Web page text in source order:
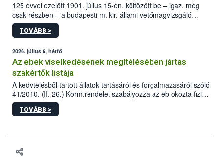
125 évvel ezelőtt 1901. július 15-én, költözött be – igaz, még
csak részben – a budapesti m. kir. állami vetőmagvizsgáló
állomás a Kis Rókus utca 15. szám alatti, Czigler Győző által
tervezett új épületébe.
TOVÁBB >
2026. július 6, hétfő
Az ebek viselkedésének megítélésében jártas
szakértők listája
A kedvtelésből tartott állatok tartásáról és forgalmazásáról szóló
41/2010. (II. 26.) Korm.rendelet szabályozza az eb okozta fizikai
sérülés, illetve ennek veszélye keletkezésekor felmerülő
hatósági feladatokat, valamint a veszélyes eb tartását és annak
TOVÁBB >